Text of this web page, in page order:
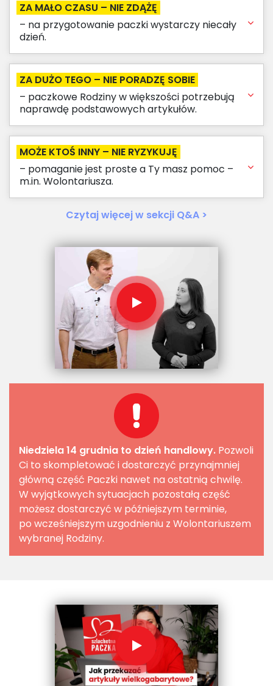
ZA MAŁO CZASU – NIE ZDĄŻĘ
– na przygotowanie paczki wystarczy niecały
dzień.
ZA DUŻO TEGO – NIE PORADZĘ SOBIE
– paczkowe Rodziny w większości potrzebują
naprawdę podstawowych artykułów.
MOŻE KTOŚ INNY – NIE RYZYKUJĘ
– pomaganie jest proste a Ty masz pomoc –
m.in. Wolontariusza.
Czytaj więcej w sekcji Q&A >
Niedziela 14 grudnia to dzień handlowy. Pozwoli
Ci to skompletować i dostarczyć przynajmniej
główną część Paczki nawet na ostatnią chwilę.
W wyjątkowych sytuacjach pozostałą część
możesz dostarczyć w późniejszym terminie,
po wcześniejszym uzgodnieniu z Wolontariuszem
wybranej Rodziny.